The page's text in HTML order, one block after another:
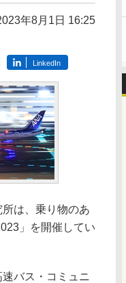
年8月1日 16:25
LinkedIn
は、乗り物のあ
」を開催してい
バス・コミュニ